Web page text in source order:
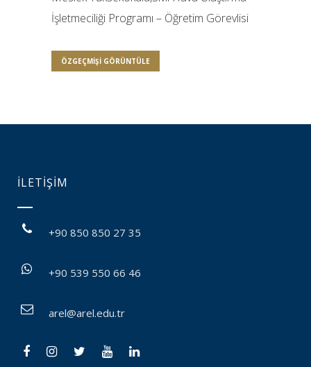
İşletmeciliği Programı – Öğretim Görevlisi
ÖZGEÇMIŞI GÖRÜNTÜLE
İLETİŞİM
+90 850 850 27 35
+90 539 550 66 46
arel@arel.edu.tr